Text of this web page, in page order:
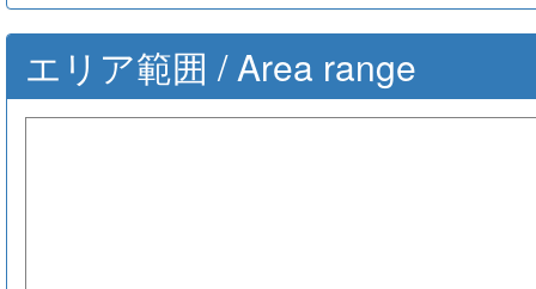
エリア範囲 / Area range